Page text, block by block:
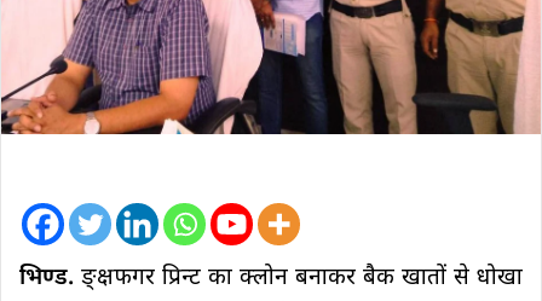
भिण्ड. ङ्क्षफगर प्रिन्ट का क्लोन बनाकर बैक खातों से धोखा